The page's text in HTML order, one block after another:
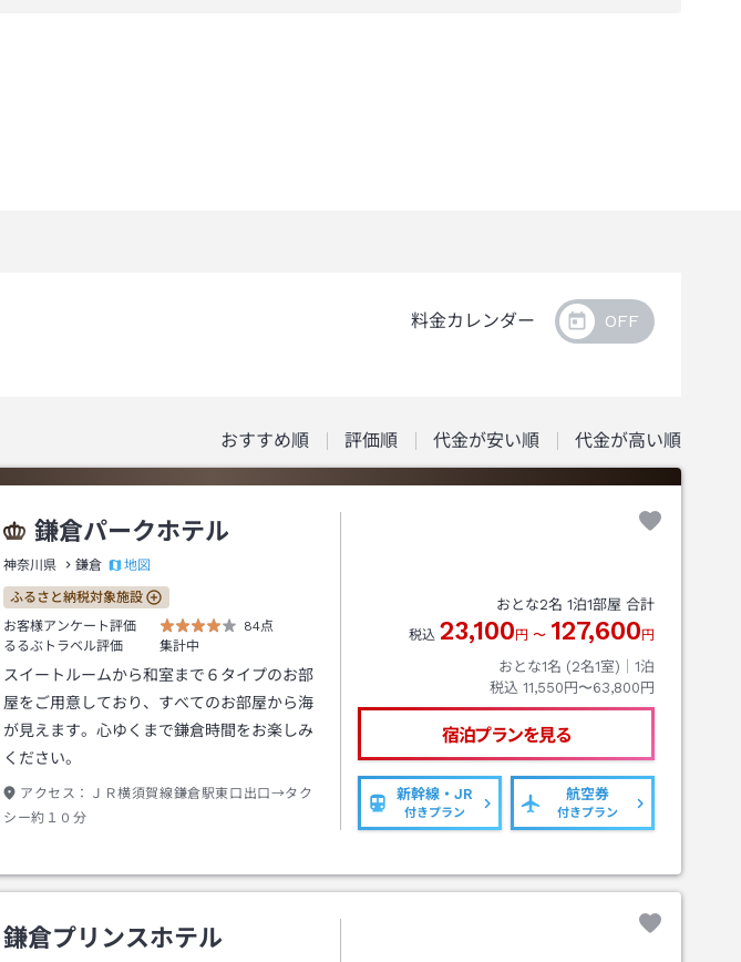
料金カレンダー
おすすめ順 評価順 代金が安い順 代金が高い順
鎌倉パークホテル
神奈川県 鎌倉 地図
ふるさと納税対象施設
お客様アンケート評価
84点
るるぶトラベル評価
集計中
スイートルームから和室まで６タイプのお部
屋をご用意しており、すべてのお部屋から海
が見えます。心ゆくまで鎌倉時間をお楽しみ
ください。
アクセス：
ＪＲ横須賀線鎌倉駅東口出口→タク
シー約１０分
おとな2名 1泊1部屋 合計
税込 23,100 円 〜 127,600 円
おとな1名 (2名1室)｜ 1泊
税込 11,550円〜63,800円
宿泊プランを見る
新幹線・JR
付きプラン
航空券
付きプラン
鎌倉プリンスホテル